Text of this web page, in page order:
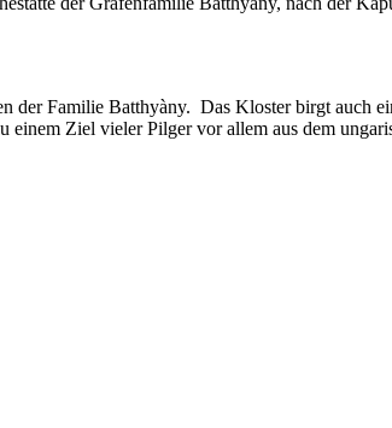
der Familie Batthyàny. Das Kloster birgt auch
Ziel vieler Pilger vor allem aus dem